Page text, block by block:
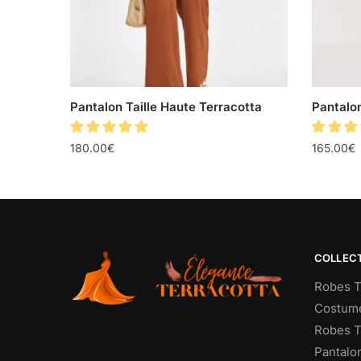
Pantalon Taille Haute Terracotta
180.00€ 165.00€
Robes
Robes